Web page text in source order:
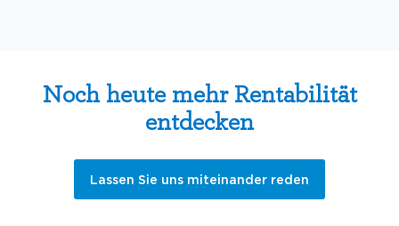
Noch heute mehr Rentabilität
entdecken
Lassen Sie uns miteinander reden